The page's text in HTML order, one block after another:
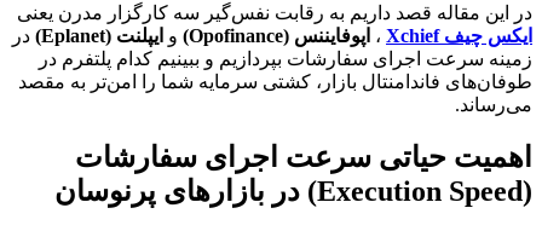
در این مقاله قصد داریم به رقابت نفس‌گیر سه کارگزار مدرن یعنی
ایکس چیف Xchief
، اپوفایننس (Opofinance) و ایپلنت (Eplanet)
در
زمینه سرعت اجرای سفارشات بپردازیم و ببینیم کدام پلتفرم در
طوفان‌های فاندامنتال بازار، کشتی سرمایه شما را امن‌تر به مقصد
می‌رساند.
اهمیت حیاتی سرعت اجرای سفارشات
(Execution Speed) در بازارهای پرنوسان